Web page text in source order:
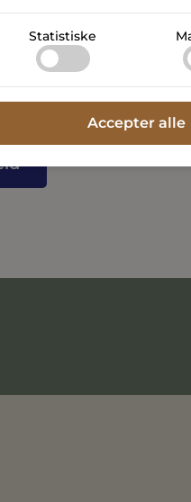
Statistiske
Accepter alle